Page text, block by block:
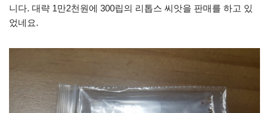
니다. 대략 1만2천원에 300립의 리톱스 씨앗을 판매를 하고 있
었네요.